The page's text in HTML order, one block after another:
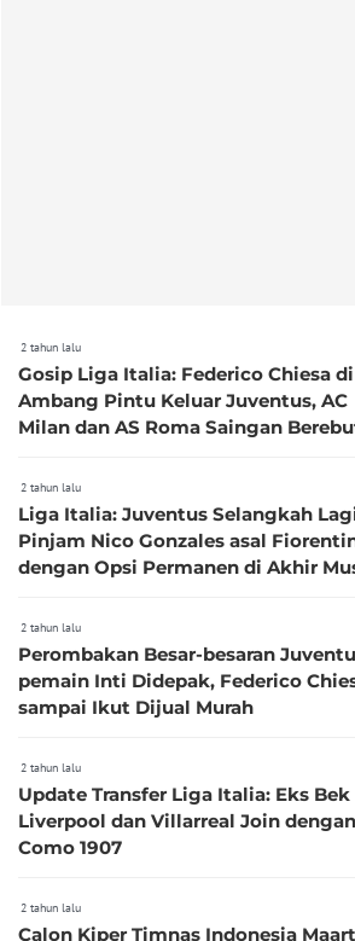
2 tahun lalu
Gosip Liga Italia: Federico Chiesa di
Ambang Pintu Keluar Juventus, AC
Milan dan AS Roma Saingan
2 tahun lalu
Liga Italia: Juventus Selangkah
Pinjam Nico Gonzales asal
dengan Opsi Permanen di Akhir
2 tahun lalu
Perombakan Besar-besaran
pemain Inti Didepak, Federico
sampai Ikut Dijual Murah
2 tahun lalu
Update Transfer Liga Italia: Eks Bek
Liverpool dan Villarreal Join dengan
Como 1907
2 tahun lalu
Calon Kiper Timnas Indonesia